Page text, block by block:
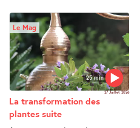
25 min
Le Mag
27 Juillet 2026
La transformation des
plantes suite